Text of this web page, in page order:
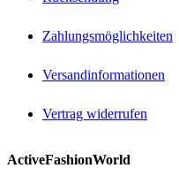
Zahlungsmöglichkeiten
Versandinformationen
Vertrag widerrufen
ActiveFashionWorld